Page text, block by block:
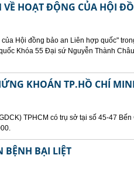
HOẠT ĐỘNG CỦA HỘI
Hội đồng bảo an Liên hợp quốc"
Khóa 55 Đại sứ Nguyễn Thành
KHOÁN TP.HỒ CHÍ
TPHCM có trụ sở tại số 45-47
BỆNH BẠI LIỆT